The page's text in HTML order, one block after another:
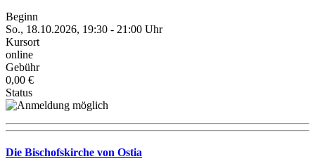
Beginn
So., 18.10.2026, 19:30 - 21:00 Uhr
Kursort
online
Gebühr
0,00 €
Status
Die Bischofskirche von Ostia